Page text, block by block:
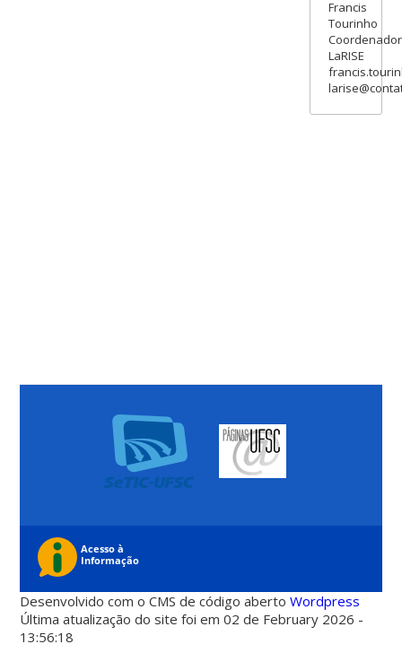
Francis
Tourinho
LaRISE
Desenvolvido com o CMS de código abertoWordpress
Última atualização do site foi em 02 de February 2026 -
13:56:18